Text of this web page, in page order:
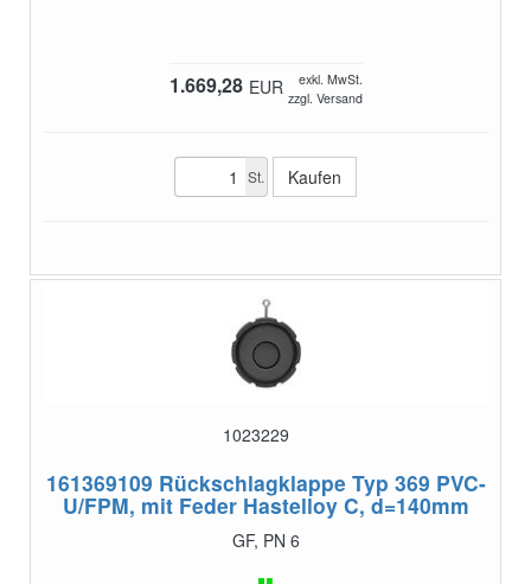
1.669,28 EUR
exkl. MwSt.
zzgl. Versand
St.
1023229
161369109 Rückschlagklappe Typ 369 PVC-
U/FPM, mit Feder Hastelloy C, d=140mm
GF, PN 6